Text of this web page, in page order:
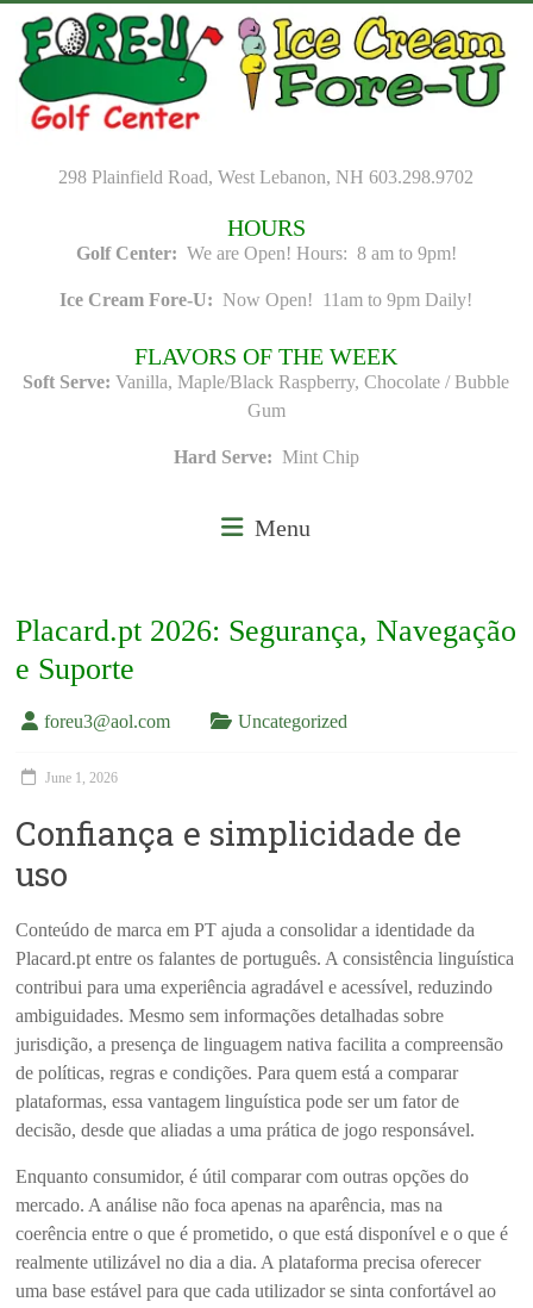
content
298 Plainfield Road, West Lebanon, NH 603.298.9702
HOURS
Golf Center: We are Open! Hours: 8 am to 9pm!
Ice Cream Fore-U: Now Open! 11am to 9pm Daily!
FLAVORS OF THE WEEK
Soft Serve: Vanilla, Maple/Black Raspberry, Chocolate / Bubble
Gum
Hard Serve: Mint Chip
Menu
Placard.pt 2026: Segurança, Navegação
e Suporte
foreu3@aol.com Uncategorized
June 1, 2026
Confiança e simplicidade de
uso
Conteúdo de marca em PT ajuda a consolidar a identidade da
Placard.pt entre os falantes de português. A consistência linguística
contribui para uma experiência agradável e acessível, reduzindo
ambiguidades. Mesmo sem informações detalhadas sobre
jurisdição, a presença de linguagem nativa facilita a compreensão
de políticas, regras e condições. Para quem está a comparar
plataformas, essa vantagem linguística pode ser um fator de
decisão, desde que aliadas a uma prática de jogo responsável.
Enquanto consumidor, é útil comparar com outras opções do
mercado. A análise não foca apenas na aparência, mas na
coerência entre o que é prometido, o que está disponível e o que é
realmente utilizável no dia a dia. A plataforma precisa oferecer
uma base estável para que cada utilizador se sinta confortável ao